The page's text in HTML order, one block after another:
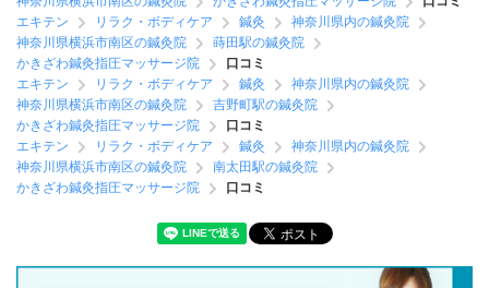
エキテン
リラク・ボディケア 鍼灸
神奈川県内の鍼灸院
神奈川県横浜市南区の鍼灸院
蒔田駅の鍼灸院
かきざわ鍼灸指圧マッサージ院
口コミ
エキテン
リラク・ボディケア 鍼灸
神奈川県内の鍼灸院
神奈川県横浜市南区の鍼灸院
吉野町駅の鍼灸院
かきざわ鍼灸指圧マッサージ院
口コミ
エキテン
リラク・ボディケア 鍼灸
神奈川県内の鍼灸院
神奈川県横浜市南区の鍼灸院
南太田駅の鍼灸院
かきざわ鍼灸指圧マッサージ院
口コミ